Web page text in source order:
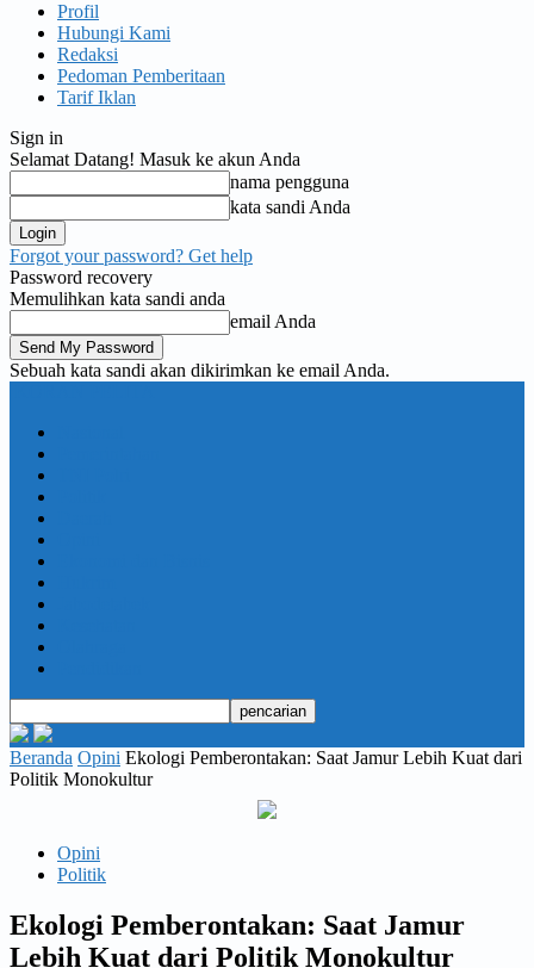
Profil
Hubungi Kami
Redaksi
Pedoman Pemberitaan
Tarif Iklan
Sign in
Selamat Datang! Masuk ke akun Anda
nama pengguna
kata sandi Anda
Forgot your password? Get help
Password recovery
Memulihkan kata sandi anda
email Anda
Sebuah kata sandi akan dikirimkan ke email Anda.
Beranda Opini Ekologi Pemberontakan: Saat Jamur Lebih Kuat dari
Politik Monokultur
Opini
Politik
Ekologi Pemberontakan: Saat Jamur
Lebih Kuat dari Politik Monokultur